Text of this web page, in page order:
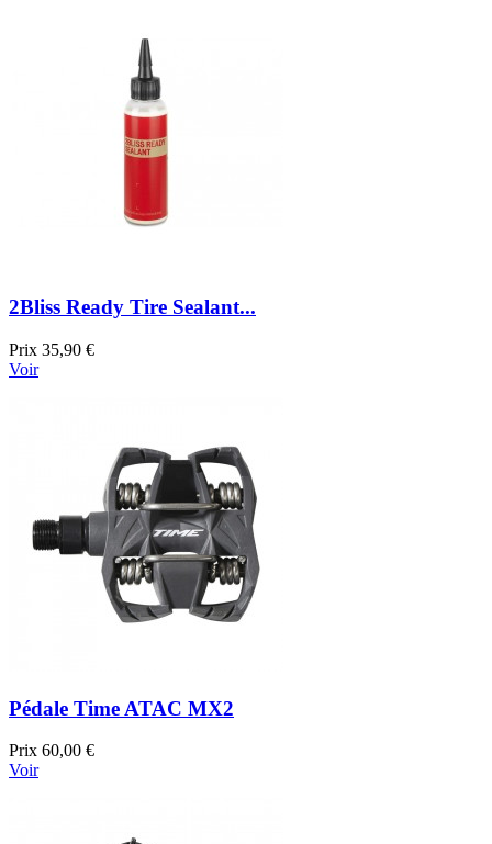
2Bliss Ready Tire Sealant...
Prix 35,90 €
Voir
Pédale Time ATAC MX2
Prix 60,00 €
Voir